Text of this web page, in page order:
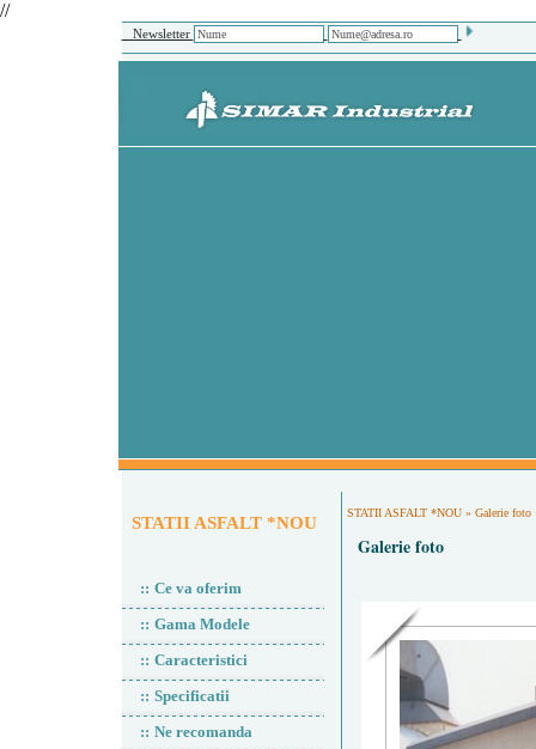
//
Newsletter
STATII ASFALT *NOU
:: Ce va oferim
:: Gama Modele
:: Caracteristici
:: Specificatii
:: Ne recomanda
STATII ASFALT *NOU» Galerie foto
Galerie foto